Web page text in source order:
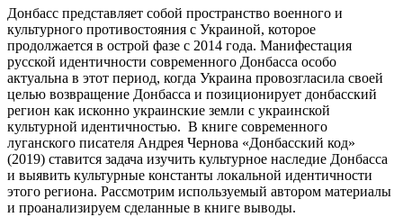
Донбасс представляет собой пространство военного и
культурного противостояния с Украиной, которое
продолжается в острой фазе с 2014 года. Манифестация
русской идентичности современного Донбасса особо
актуальна в этот период, когда Украина провозгласила своей
целью возвращение Донбасса и позиционирует донбасский
регион как исконно украинские земли с украинской
культурной идентичностью. В книге современного
луганского писателя Андрея Чернова «Донбасский код»
(2019) ставится задача изучить культурное наследие Донбасса
и выявить культурные константы локальной идентичности
этого региона. Рассмотрим используемый автором материалы
и проанализируем сделанные в книге выводы.